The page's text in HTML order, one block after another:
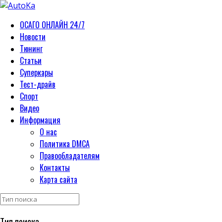
ОСАГО ОНЛАЙН 24/7
Новости
Тюнинг
Статьи
Суперкары
Тест-драйв
Спорт
Видео
Информация
О нас
Политика DMCA
Правообладателям
Контакты
Карта сайта